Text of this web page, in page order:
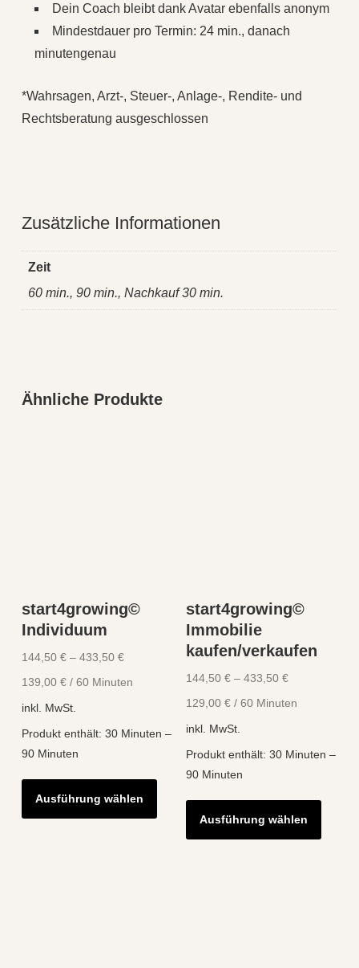
Dein Coach bleibt dank Avatar ebenfalls anonym
Mindestdauer pro Termin: 24 min., danach
minutengenau
*Wahrsagen, Arzt-, Steuer-, Anlage-, Rendite- und
Rechtsberatung ausgeschlossen
Zusätzliche Informationen
Zeit
60 min., 90 min., Nachkauf 30 min.
Ähnliche Produkte
start4growing©
Individuum
144,50 €– 433,50 €
139,00 €/ 60 Minuten
inkl. MwSt.
Produkt enthält: 30 Minuten –
90 Minuten
Ausführung wählen
Dieses
Produkt
weist
start4growing©
Immobilie
kaufen/verkaufen
144,50 €– 433,50 €
129,00 €/ 60 Minuten
inkl. MwSt.
Produkt enthält: 30 Minuten –
90 Minuten
Ausführung wählen
weist